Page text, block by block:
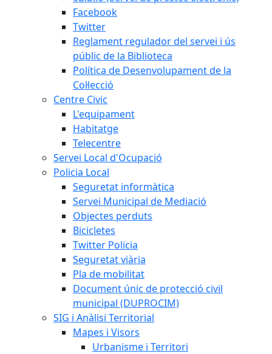
Facebook
Twitter
Reglament regulador del servei i ús
públic de la Biblioteca
Política de Desenvolupament de la
Col·lecció
Centre Civic
L'equipament
Habitatge
Telecentre
Servei Local d'Ocupació
Policia Local
Seguretat informàtica
Servei Municipal de Mediació
Objectes perduts
Bicicletes
Twitter Policia
Seguretat viària
Pla de mobilitat
Document únic de protecció civil
municipal (DUPROCIM)
SIG i Anàlisi Territorial
Mapes i Visors
Urbanisme i Territori